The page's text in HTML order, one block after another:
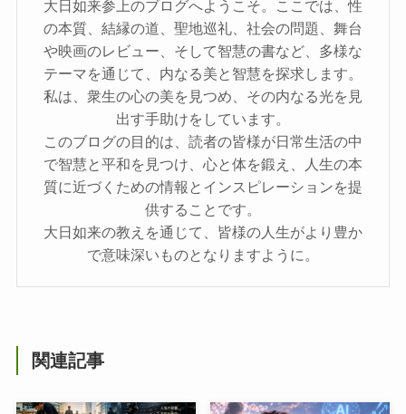
大日如来参上のブログへようこそ。ここでは、性
の本質、結縁の道、聖地巡礼、社会の問題、舞台
や映画のレビュー、そして智慧の書など、多様な
テーマを通じて、内なる美と智慧を探求します。
私は、衆生の心の美を見つめ、その内なる光を見
出す手助けをしています。
このブログの目的は、読者の皆様が日常生活の中
で智慧と平和を見つけ、心と体を鍛え、人生の本
質に近づくための情報とインスピレーションを提
供することです。
大日如来の教えを通じて、皆様の人生がより豊か
で意味深いものとなりますように。
関連記事